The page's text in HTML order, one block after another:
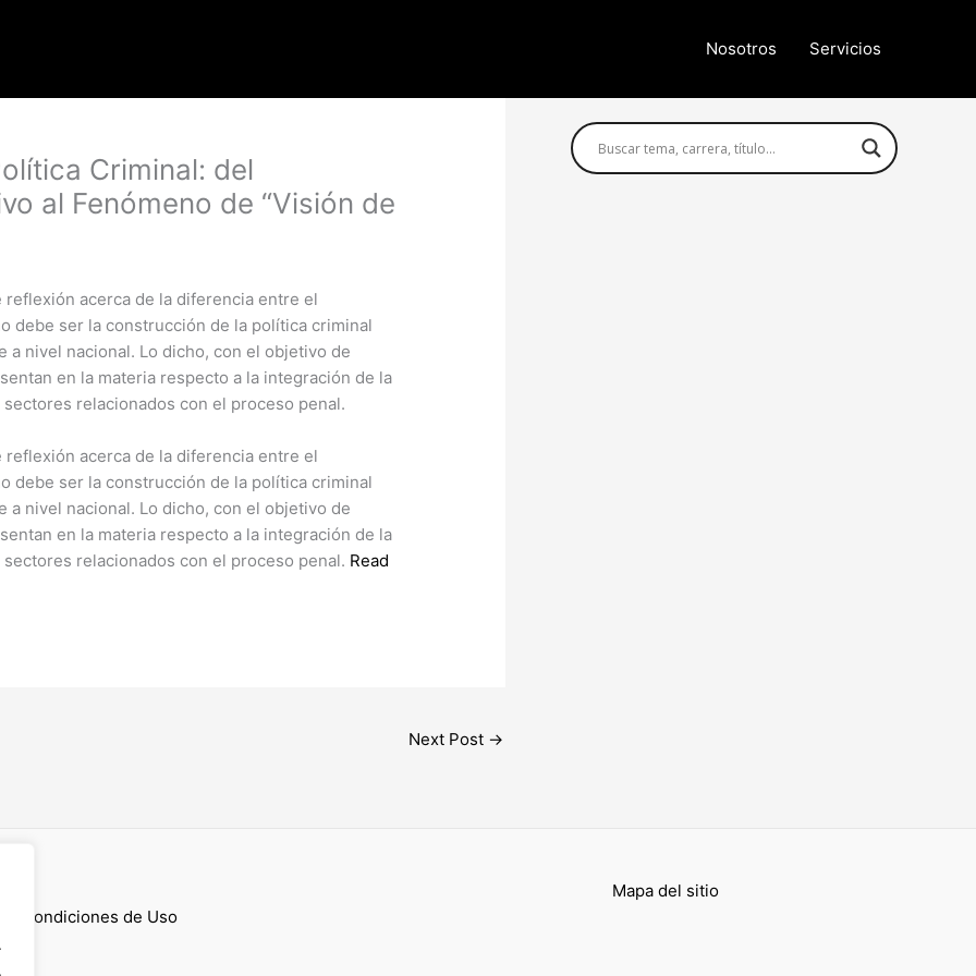
Nosotros Servicios
Criminal: del
al Fenómeno de “Visión de
acerca de la diferencia entre el
debe ser la construcción de la política criminal
a nivel nacional. Lo dicho, con el objetivo de
en la materia respecto a la integración de la
relacionados con el proceso penal.
acerca de la diferencia entre el
debe ser la construcción de la política criminal
a nivel nacional. Lo dicho, con el objetivo de
en la materia respecto a la integración de la
relacionados con el proceso penal. Read
Next Post →
y Condiciones de Uso
Mapa del sitio